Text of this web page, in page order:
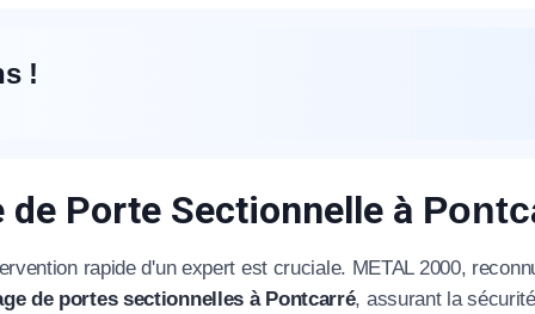
!
de Porte Sectionnelle à
rapide d'un expert est cruciale. METAL 2000,
de portes sectionnelles à Pontcarré, assurant la